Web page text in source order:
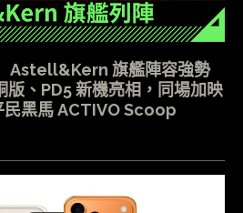
Astell&Kern 旗艦陣容強勢
版、PD5 新機亮相，同場加映
民黑馬 ACTIVO Scoop